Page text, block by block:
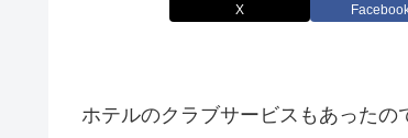
X
ホテルのクラブサービスもあったの